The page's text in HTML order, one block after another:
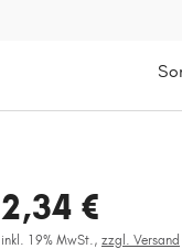
2,34 €
inkl. 19% MwSt., zzgl. Versand